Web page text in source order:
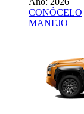
CONÓCELO
MANEJO